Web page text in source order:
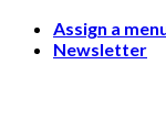
Skip
Assign a
Newsletter